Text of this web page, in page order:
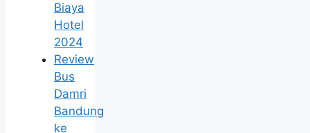
Biaya
Hotel
2024
Review
Bus
Damri
Bandung
ke